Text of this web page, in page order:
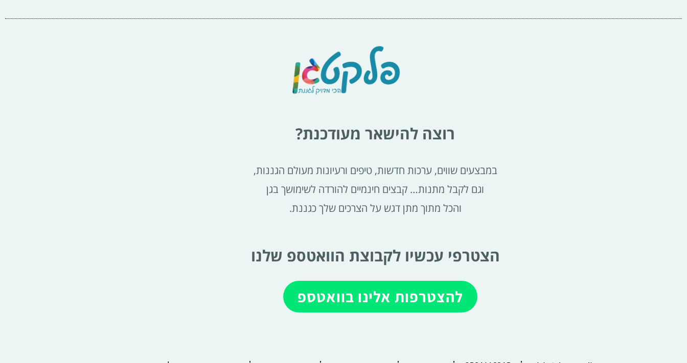
רוצה להישאר מעודכנת?
במבצעים שווים, ערכות חדשות, טיפים ורעיונות מעולם הגננות,
וגם לקבל מתנות… קבצים חינמיים להורדה לשימושך בגן
והכל מתוך מתן דגש על הצרכים שלך כגננת.
הצטרפי עכשיו לקבוצת הוואטספ שלנו
להצטרפות אלינו בוואטספ